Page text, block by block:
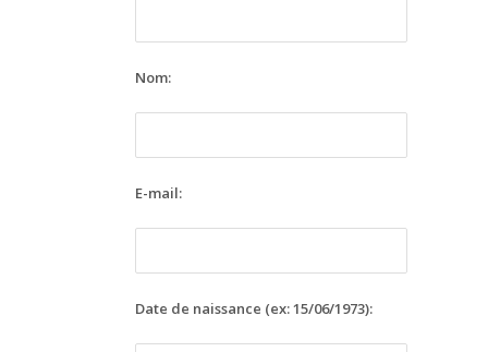
Nom:
E-mail:
Date de naissance (ex: 15/06/1973):